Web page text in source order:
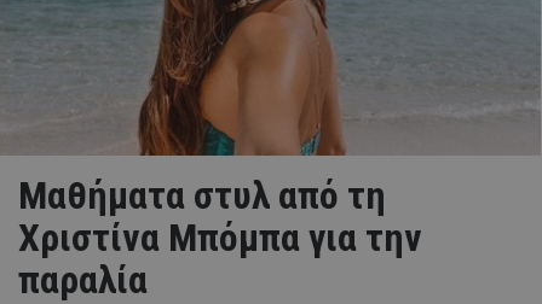
Μαθήματα στυλ από τη
Χριστίνα Μπόμπα για την
παραλία